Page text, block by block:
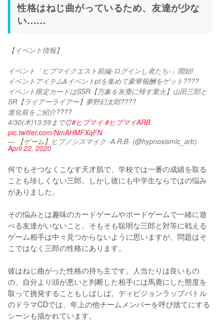
性格はねじ曲がっているため、友達が少な
い……
【イベント情報】
イベント「ヒプマイクエスト前編-ログインし者たち-」開始!
イベントアイテム&イベントptを集めて豪華報酬をゲット????
イベント限定カードはSSR【万象を灰塵に帰す業火】山田三郎と
SR【ライアーライアー】夢野幻太郎????
進化前をご紹介????
4/30(木)13:59まで⏰#ヒプマイ #ヒプマイARB
pic.twitter.com/NmAHMFXqFN
— 【ゲーム】ヒプノシスマイク -A.R.B- (@hypnosismic_arb)
April 22, 2020
何でもそつなくこなす天才肌で、学校では一番の成績を取る
ことも珍しくない三郎。しかし彼にも中学生ならではの悩み
がありました。
その悩みとは趣味のカードゲームやボードゲームで一緒に遊
べる友達がいないこと。そもそも聡明な三郎と対等に戦える
ゲーム相手は中々見つからないように思いますが、問題はそ
こではなく三郎の性格にあります。
彼はねじ曲がった性格の持ち主です。人当たりは良いもの
の、自分より頭が悪いと判断した相手には馬鹿にした態度を
取って挑発することもしばしば。ディビジョンラップバトル
のドラマCDでは、年上の他チームメンバーを呼び捨てにする
シーンも描かれています。